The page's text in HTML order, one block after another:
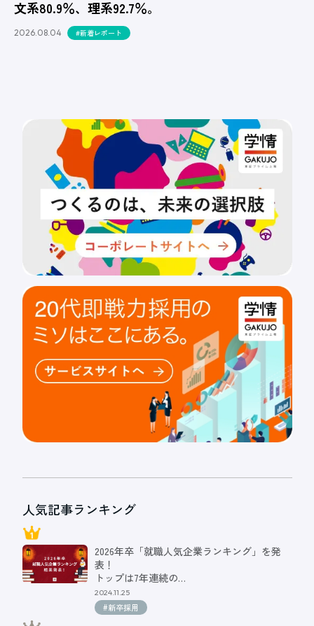
文系80.9％、理系92.7％。
2026.08.04 #新着レポート
人気記事ランキング
2026年卒「就職人気企業ランキング」を発
表！
トップは7年連続の…
2024.11.25
#新卒採用